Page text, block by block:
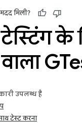
मिली?
के
उपलब्ध है
टेस्ट करना